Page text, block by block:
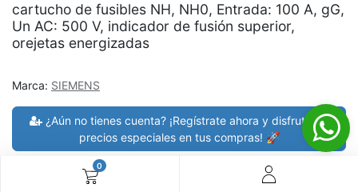
0
cartucho de fusibles NH, NH0, Entrada: 100 A, gG,
Un AC: 500 V, indicador de fusión superior,
orejetas energizadas
Marca: SIEMENS
¿Aún no tienes cuenta? ¡Regístrate ahora y disfruta de
precios especiales en tus compras! 🚀
30 días de devolución